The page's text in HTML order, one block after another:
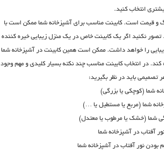
انتخاب کنید.
و قیمت است. کابینت مناسب برای آشپزخانه شما ممکن است با
تصور نکنید اگر یک کابینت خاص در یک منزل زیبایی خیره کننده
را خواهد داشت. ممکن است همین کابینت در آشپزخانه شما
کند. در انتخاب کابینت مناسب چند نکته بسیار کلیدی و مهم وجود
تصمیمی باید در نظر بگیرید:
شما (کوچکی یا بزرگی)
شما (مربع یا مستطیل یا …)
شما (خشک یا مرطوب یا معتدل)
آفتاب در آشپزخانه شما
بودن نور آفتاب در آشپزخانه شما